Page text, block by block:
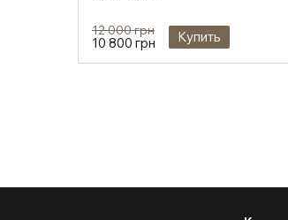
12 000 грн
10 800 грн Купить